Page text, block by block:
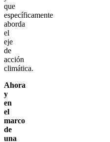
que
específicamente
aborda
el
eje
de
acción
climática.
Ahora
y
en
el
marco
de
una